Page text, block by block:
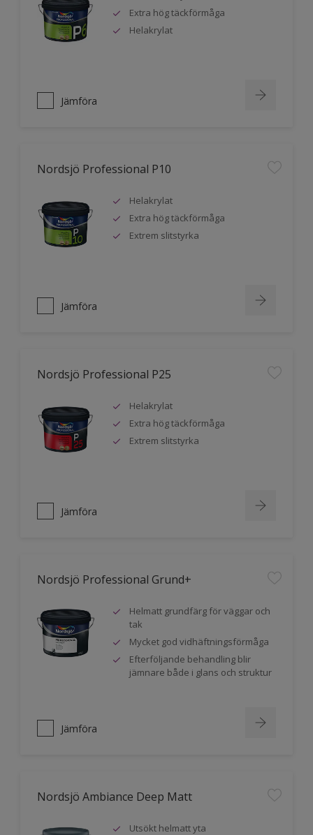
Extra hög täckförmåga
Helakrylat
Jämföra
Nordsjö Professional P10
Helakrylat
Extra hög täckförmåga
Extrem slitstyrka
Jämföra
Nordsjö Professional P25
Helakrylat
Extra hög täckförmåga
Extrem slitstyrka
Jämföra
Nordsjö Professional Grund+
Helmatt grundfärg för väggar och
tak
Mycket god vidhäftningsförmåga
Efterföljande behandling blir
jämnare både i glans och struktur
Jämföra
Nordsjö Ambiance Deep Matt
Utsökt helmatt yta